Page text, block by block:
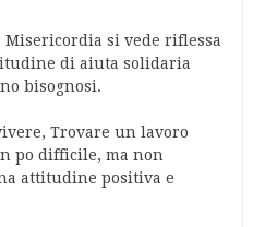
si vede riflessa
di aiuta solidaria
bisognosi.
Trovare un lavoro
po difficile, ma non
attitudine positiva e